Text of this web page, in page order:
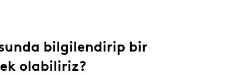
bilgilendirip bir
olabiliriz?